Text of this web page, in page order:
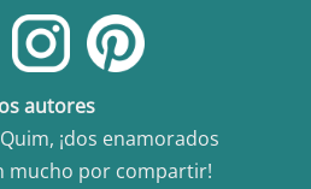
autores
¡dos enamorados
mucho por compartir!